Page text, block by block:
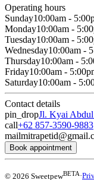
Operating hours
Sunday10:00am -
Monday10:00am -
Tuesday10:00am -
Wednesday10:00am -
Thursday10:00am -
Friday10:00am -
Saturday10:00am -
Contact details
pin_dropJl. Kyai Abdul
call+62 857-3590-9883
mail
Book appointment
© 2026 SweetpewBETA·